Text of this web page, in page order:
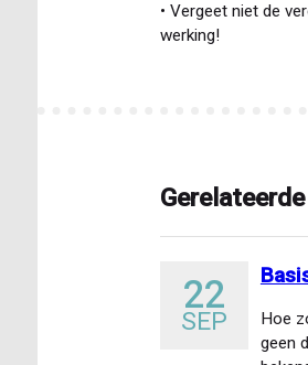
• Vergeet niet de
werking!
22
SEP
Hoe
geen